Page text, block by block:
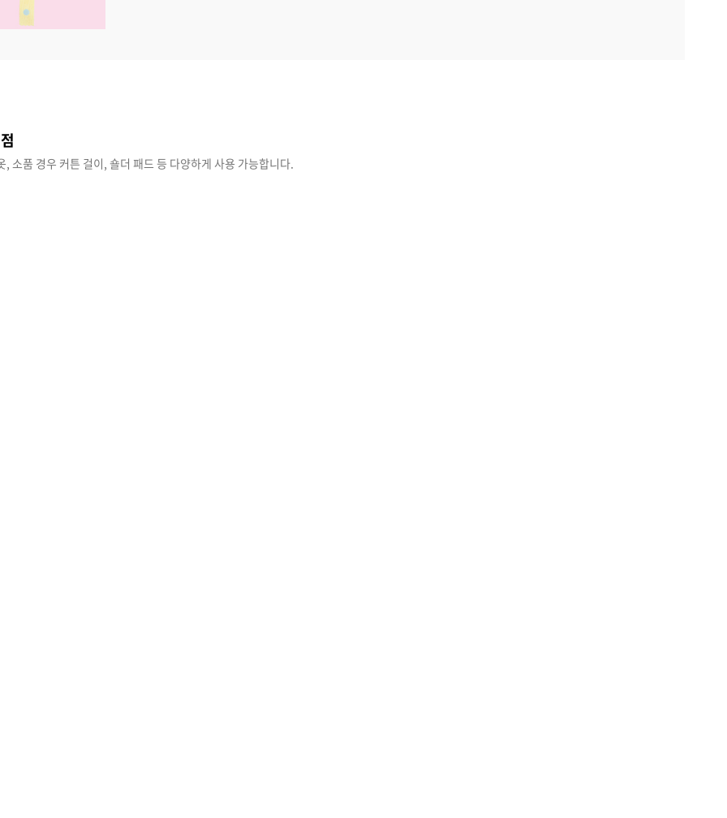
, 소품 경우 커튼 걸이, 숄더 패드 등 다양하게 사용 가능합니다.